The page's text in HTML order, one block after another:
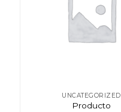
UNCATEGORIZED
Producto